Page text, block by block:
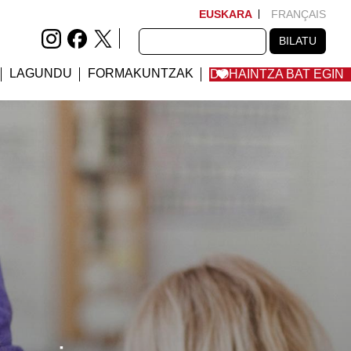
EUSKARA FRANÇAIS
BILATU BILATU
LAGUNDU FORMAKUNTZAK DOHAINTZA BAT EGIN